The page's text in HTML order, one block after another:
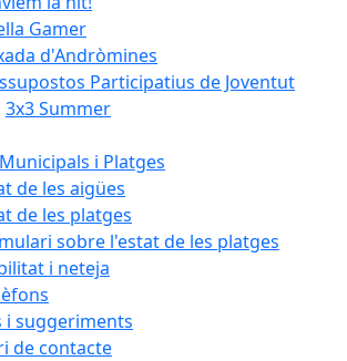
Gamer
d'Andròmines
Participatius de Joventut
3x3 Summer
i Platges
de les aigües
de les platges
sobre l'estat de les platges
i neteja
i suggeriments
de contacte